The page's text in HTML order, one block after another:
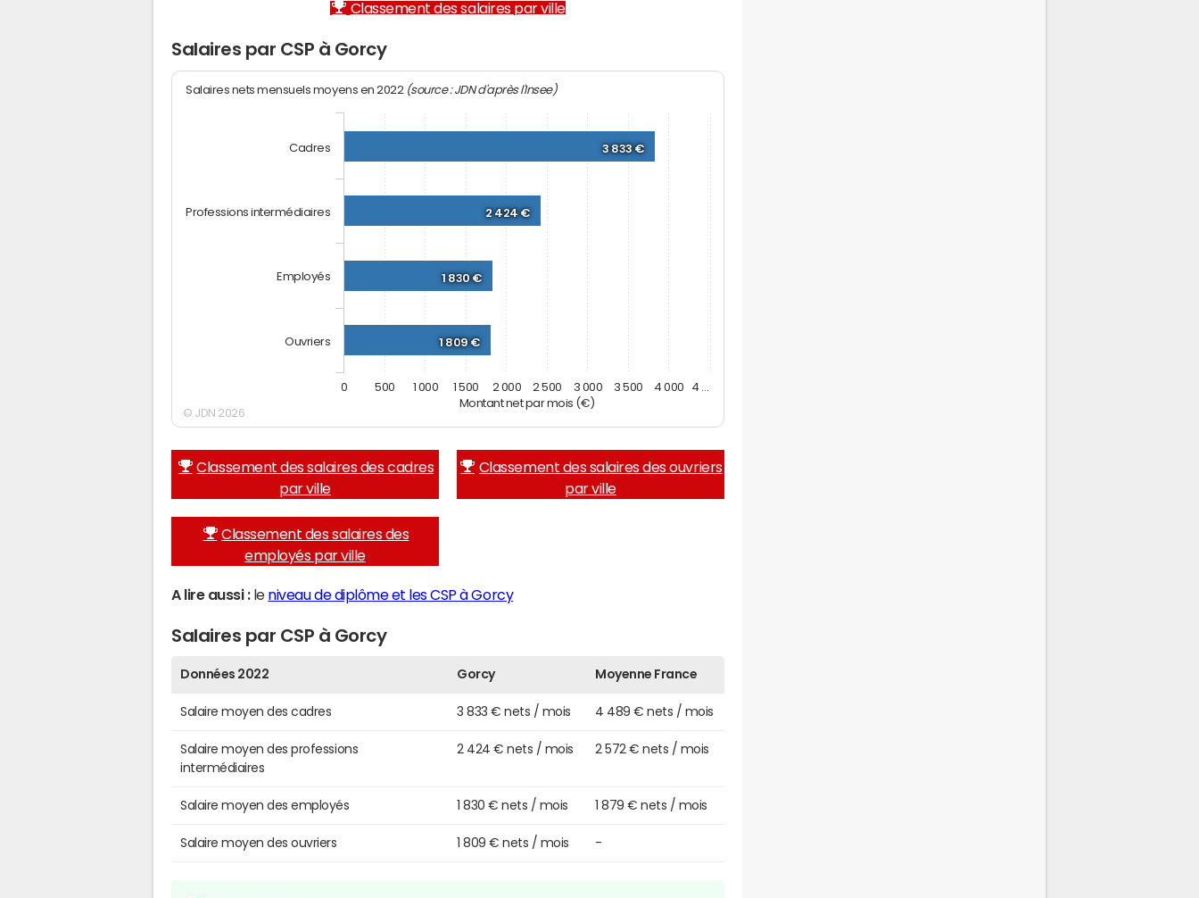
Classement des salaires par ville
Salaires par CSP à Gorcy
Montant net par mois (€)
Salaires nets mensuels moyens en 2022 (source : JDN d'après l'Insee)
3 833 €
2 424 €
1 830 €
1 809 €
Cadres
Professions intermédiaires
Employés
Ouvriers
0 500 1 000 1 500 2 000 2 500 3 000 3 500 4 000 4 …
© JDN 2026
Classement des salaires des cadres
par ville
Classement des salaires des ouvriers
par ville
Classement des salaires des
employés par ville
A lire aussi :le niveau de diplôme et les CSP à Gorcy
Salaires par CSP à Gorcy
Données 2022 Gorcy Moyenne France
Salaire moyen des cadres 3 833 € nets / mois 4 489 € nets / mois
Salaire moyen des professions
intermédiaires
2 424 € nets / mois 2 572 € nets / mois
Salaire moyen des employés 1 830 € nets / mois 1 879 € nets / mois
Salaire moyen des ouvriers 1 809 € nets / mois -